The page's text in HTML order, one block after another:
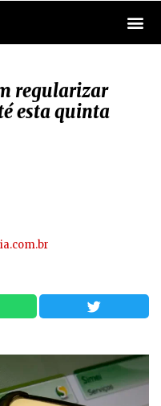
regularizar
esta quinta